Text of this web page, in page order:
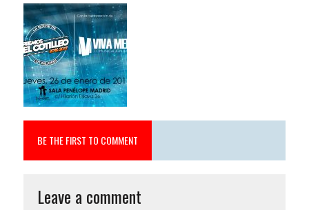
BE THE FIRST TO COMMENT
Leave a comment